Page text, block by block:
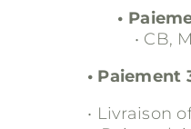
•
• CB,
• Paiement
• Livraison